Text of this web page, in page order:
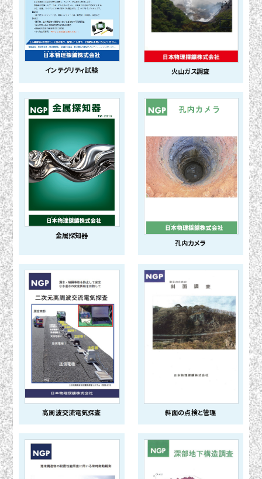
インテグリティ試験 火山ガス調査
金属探知器
孔内カメラ
高周波交流電気探査 斜面の点検と管理